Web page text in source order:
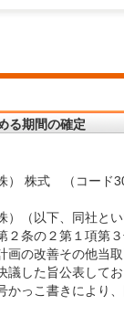
る期間の確定
） 株式 （コード
（以下、同社と
２条の２第１項第
画の改善その他当
した旨公表してお
かっこ書きにより